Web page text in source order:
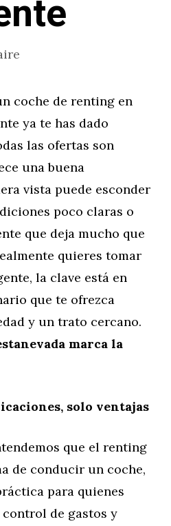
coche de renting en
ya te has dado
las ofertas son
una buena
vista puede esconder
poco claras o
que deja mucho que
quieres tomar
la clave está en
que te ofrezca
y un trato cercano.
marca la
solo ventajas
que el renting
de conducir un coche,
para quienes
de gastos y